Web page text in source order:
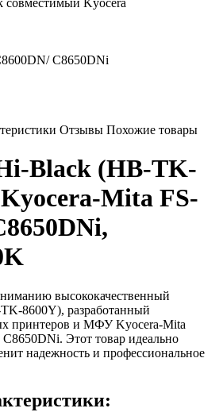
C8650DNi
Отзывы Похожие товары
Black (HB-TK-
Mita FS-
высококачественный
8600Y), разработанный
принтеров и МФУ Kyocera-Mita
Этот товар идеально
надежность и профессиональное